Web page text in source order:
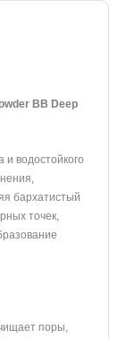
BB Deep
водостойкого
бархатистый
точек,
поры,